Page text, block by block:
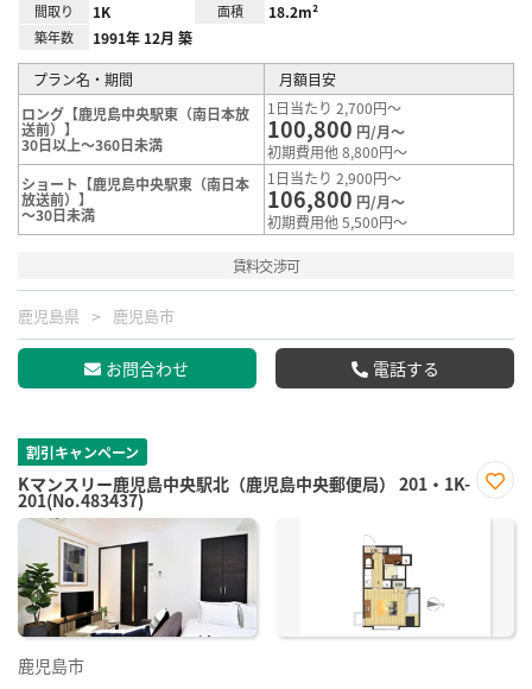
間取り 1K 面積 18.2m²
築年数 1991年 12月 築
プラン名・期間
月額目安
ロング【鹿児島中央駅東（南日本放
送前）】
30日以上～360日未満
1日当たり 2,700円～
100,800 円/月～
初期費用他 8,800円～
ショート【鹿児島中央駅東（南日本
放送前）】
～30日未満
1日当たり 2,900円～
106,800 円/月～
初期費用他 5,500円～
賃料交渉可
鹿児島県 鹿児島市
お問合わせ 電話する
割引キャンペーン
Kマンスリー鹿児島中央駅北（鹿児島中央郵便局） 201・1K-
201(No.483437)
に入
鹿児島市